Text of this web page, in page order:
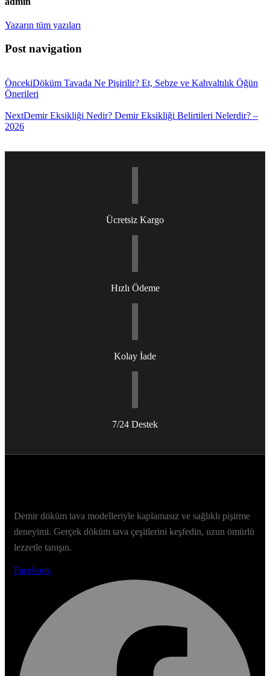
Yazarın tüm yazıları
Post navigation
ÖncekiDöküm Tavada Ne Pişirilir? Et, Sebze ve Kahvaltılık Öğün
Önerileri
NextDemir Eksikliği Nedir? Demir Eksikliği Belirtileri Nelerdir? –
2026
Ücretsiz Kargo
Hızlı Ödeme
Kolay İade
7/24 Destek
Demir döküm tava modelleriyle kaplamasız ve sağlıklı pişirme
deneyimi. Gerçek döküm tava çeşitlerini keşfedin, uzun ömürlü
lezzetle tanışın.
Facebook